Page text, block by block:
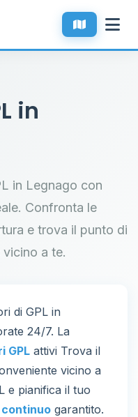
in
in Legnago con
Confronta le
e trova il punto di
a te.
di GPL in
24/7. La
GPL attivi Trova il
vicino a
e pianifica il tuo
garantito.